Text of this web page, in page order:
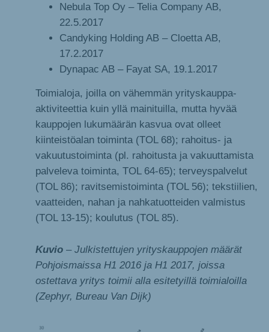
Nebula Top Oy – Telia Company AB,
22.5.2017
Candyking Holding AB – Cloetta AB,
17.2.2017
Dynapac AB – Fayat SA, 19.1.2017
Toimialoja, joilla on vähemmän yrityskauppa-
aktiviteettia kuin yllä mainituilla, mutta hyvää
kauppojen lukumäärän kasvua ovat olleet
kiinteistöalan toiminta (TOL 68); rahoitus- ja
vakuutustoiminta (pl. rahoitusta ja vakuuttamista
palveleva toiminta, TOL 64-65); terveyspalvelut
(TOL 86); ravitsemistoiminta (TOL 56); tekstiilien,
vaatteiden, nahan ja nahkatuotteiden valmistus
(TOL 13-15); koulutus (TOL 85).
Kuvio – Julkistettujen yrityskauppojen määrät
Pohjoismaissa H1 2016 ja H1 2017, joissa
ostettava yritys toimii alla esitetyillä toimialoilla
(Zephyr, Bureau Van Dijk)